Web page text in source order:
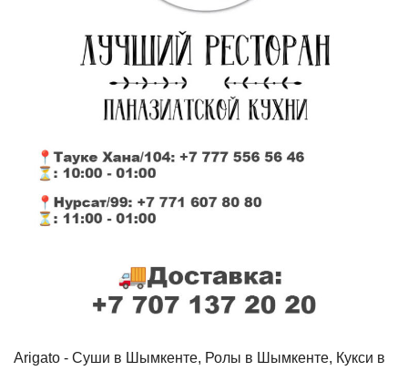
Arigato - Cуши в Шымкенте, Ролы в Шымкенте, Кукси в